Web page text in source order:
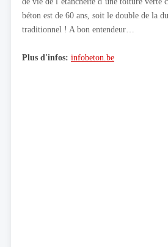
béton est de 60 ans, soit le double de la
traditionnel ! A bon entendeur…
Plus d'infos: infobeton.be